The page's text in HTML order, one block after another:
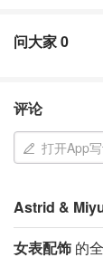
问大家0
评论
打开App
Astrid &
女表配饰 的